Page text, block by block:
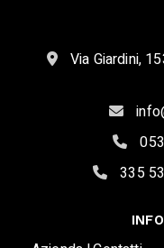
Via Giardini,
335